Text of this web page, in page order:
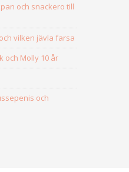
och snackero till
vilken jävla farsa
och Molly 10 år
och